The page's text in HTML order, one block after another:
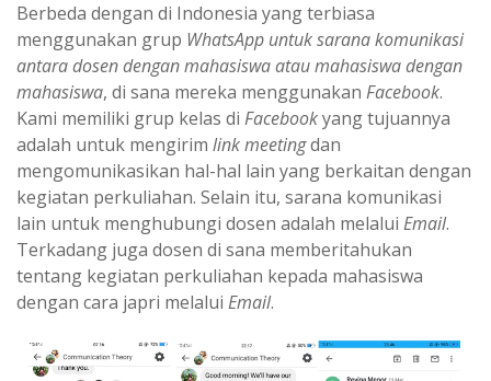
Berbeda dengan di Indonesia yang terbiasa
menggunakan grup WhatsApp untuk sarana komunikasi
antara dosen dengan mahasiswa atau mahasiswa dengan
mahasiswa, di sana mereka menggunakan Facebook.
Kami memiliki grup kelas di Facebookyang tujuannya
adalah untuk mengirim link meetingdan
mengomunikasikan hal-hal lain yang berkaitan dengan
kegiatan perkuliahan. Selain itu, sarana komunikasi
lain untuk menghubungi dosen adalah melalui Email.
Terkadang juga dosen di sana memberitahukan
tentang kegiatan perkuliahan kepada mahasiswa
dengan cara japri melalui Email.